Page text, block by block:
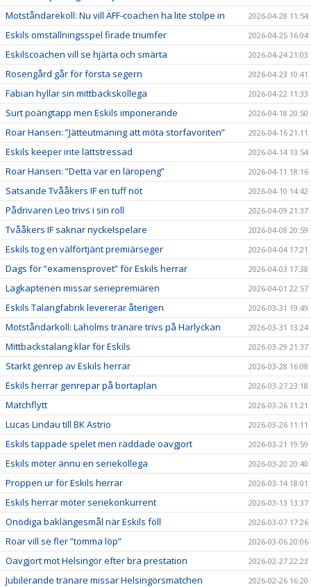
Motståndarekoll: Nu vill ÄFF-coachen ha lite stolpe in 2026-04-28 11:54
Eskils omställningsspel firade triumfer 2026-04-25 16:04
Eskilscoachen vill se hjärta och smärta 2026-04-24 21:03
Rosengård går för första segern 2026-04-23 10:41
Fabian hyllar sin mittbackskollega 2026-04-22 11:33
Surt poängtapp men Eskils imponerande 2026-04-18 20:50
Roar Hansen: ”Jätteutmaning att möta storfavoriten” 2026-04-16 21:11
Eskils keeper inte lättstressad 2026-04-14 13:54
Roar Hansen: ”Detta var en läropeng” 2026-04-11 18:16
Satsande Tvååkers IF en tuff nöt 2026-04-10 14:42
Pådrivaren Leo trivs i sin roll 2026-04-09 21:37
Tvååkers IF saknar nyckelspelare 2026-04-08 20:59
Eskils tog en välförtjänt premiärseger 2026-04-04 17:21
Dags för ”examensprovet” för Eskils herrar 2026-04-03 17:38
Lagkaptenen missar seriepremiären 2026-04-01 22:57
Eskils Talangfabrik levererar återigen 2026-03-31 19:49
Motståndarkoll: Laholms tränare trivs på Harlyckan 2026-03-31 13:24
Mittbackstalang klar för Eskils 2026-03-29 21:37
Starkt genrep av Eskils herrar 2026-03-28 16:08
Eskils herrar genrepar på bortaplan 2026-03-27 23:18
Matchflytt 2026-03-26 11:21
Lucas Lindau till BK Astrio 2026-03-26 11:11
Eskils tappade spelet men räddade oavgjort 2026-03-21 19:59
Eskils möter ännu en seriekollega 2026-03-20 20:40
Proppen ur för Eskils herrar 2026-03-14 18:01
Eskils herrar möter seriekonkurrent 2026-03-13 13:37
Onödiga baklängesmål när Eskils föll 2026-03-07 17:26
Roar vill se fler ”tomma löp” 2026-03-06 20:06
Oavgjort mot Helsingör efter bra prestation 2026-02-27 22:23
Jubilerande tränare missar Helsingörsmatchen 2026-02-26 16:20